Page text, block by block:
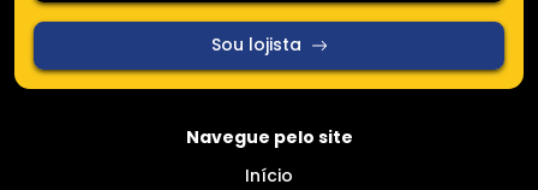
Sou lojista
Navegue pelo site
Início